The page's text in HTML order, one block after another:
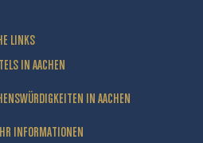
LINKS
IN AACHEN
IN AACHEN
INFORMATIONEN